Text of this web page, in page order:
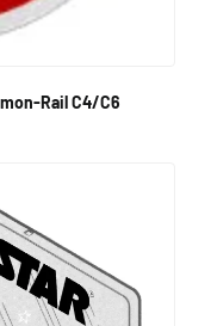
Rail C4/C6